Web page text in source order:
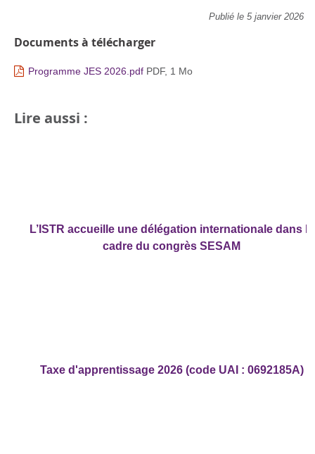
Publié le 5 janvier 2026
Documents à télécharger
Programme JES 2026.pdf PDF, 1 Mo
Lire aussi :
L’ISTR accueille une délégation internationale dans le
cadre du congrès SESAM
Taxe d'apprentissage 2026 (code UAI : 0692185A)